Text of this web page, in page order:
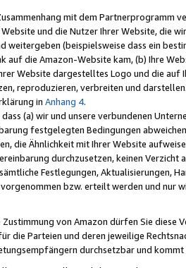
mit dem Partnerprogramm
und die Nutzer Ihrer Website, die
weitergeben (beispielsweise dass ein
die Amazon-Website kam, (b) Ihre
Website dargestelltes Logo und die
reproduzieren, verbreiten und
in Anhang 4.
(a) wir und unsere verbundenen
festgelegten Bedingungen
die Ähnlichkeit mit Ihrer Website
durchzusetzen, keinen
Festlegungen, Aktualisierungen,
bzw. erteilt werden und
von Amazon dürfen Sie
die Parteien und deren jeweilige
durchsetzbar und kommt